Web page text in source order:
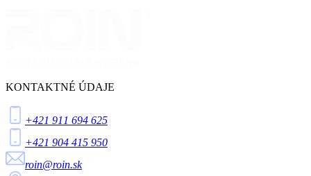
KONTAKTNÉ ÚDAJE
+421 911 694 625
+421 904 415 950
roin@roin.sk